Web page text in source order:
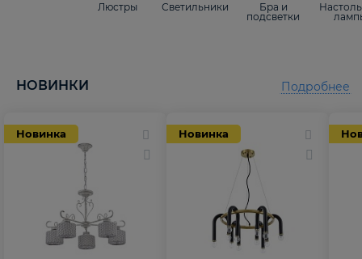
Люстры Светильники
Бра и
подсветки
НОВИНКИ
Новинка Новинка
Подробнее